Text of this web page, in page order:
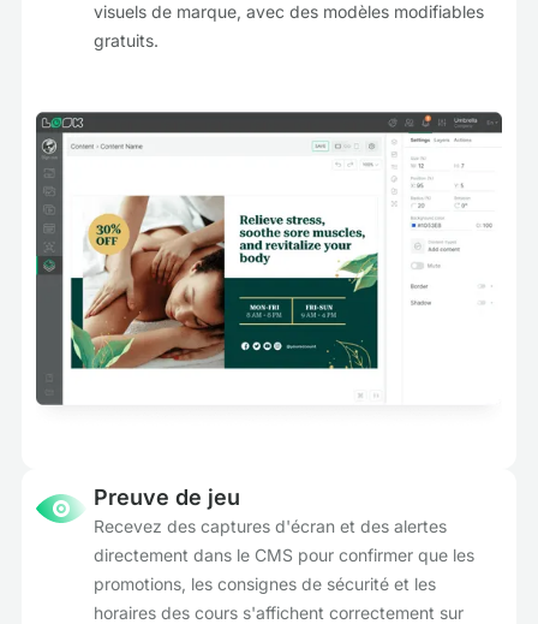
visuels de marque, avec des modèles modifiables
gratuits.
Preuve de jeu
Recevez des captures d'écran et des alertes
directement dans le CMS pour confirmer que les
promotions, les consignes de sécurité et les
horaires des cours s'affichent correctement sur